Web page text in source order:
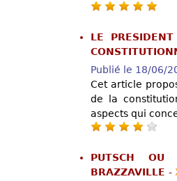
LE
Publié le 18/06/
Cet article
de la
aspects qui
PUTSCH OU
BRAZZAVILLE -